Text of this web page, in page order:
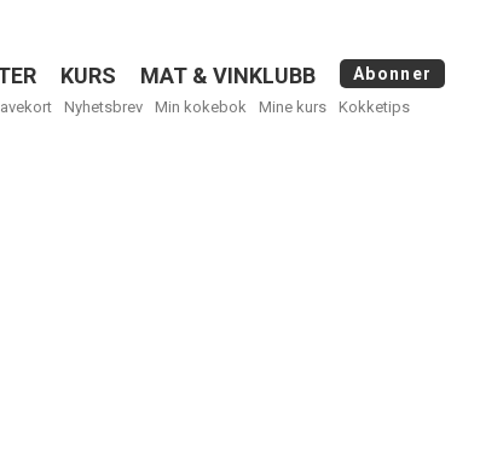
KURS MAT & VINKLUBB Abonner
Nyhetsbrev Min kokebok Mine kurs Kokketips